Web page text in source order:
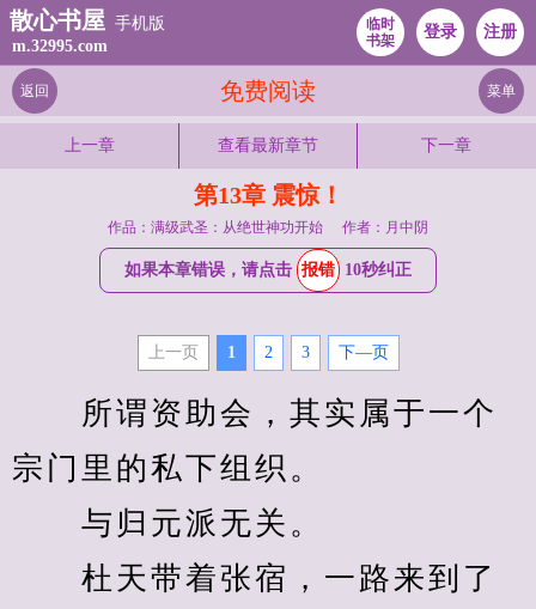
散心书屋 手机版
m.32995.com
临时
书架
登录 注册
免费阅读
返回 菜单
上一章 查看最新章节 下一章
第13章 震惊！
作品：满级武圣：从绝世神功开始 作者：月中阴
如果本章错误，请点击 报错 10秒纠正
上一页 1 2 3 下—页
所谓资助会，其实属于一个
宗门里的私下组织。
与归元派无关。
杜天带着张宿，一路来到了